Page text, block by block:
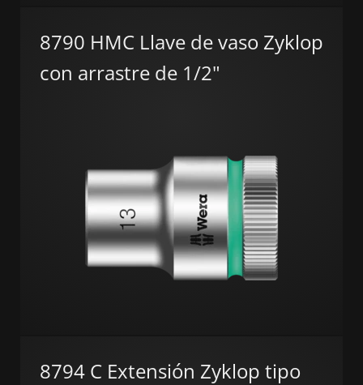
8790 HMC Llave de vaso Zyklop
con arrastre de 1/2"
8794 C Extensión Zyklop tipo